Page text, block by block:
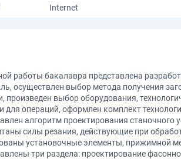
Internet
работы бакалавра представлена
осуществлен выбор метода получения
произведен выбор оборудования,
операций, оформлен комплект
алгоритм проектирования
силы резания, действующие при
установочные элементы, прижимной
три раздела: проектирование